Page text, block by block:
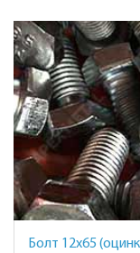
Болт 12х65